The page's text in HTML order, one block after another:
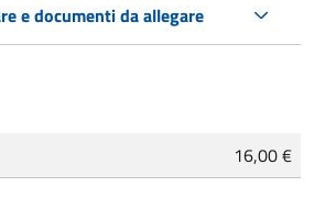
e documenti da allegare
16,00 €